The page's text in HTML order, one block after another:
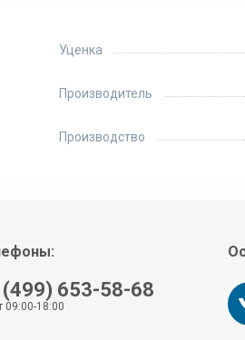
Уценка
Производитель
Производство
(499) 653-58-68
09:00-18:00